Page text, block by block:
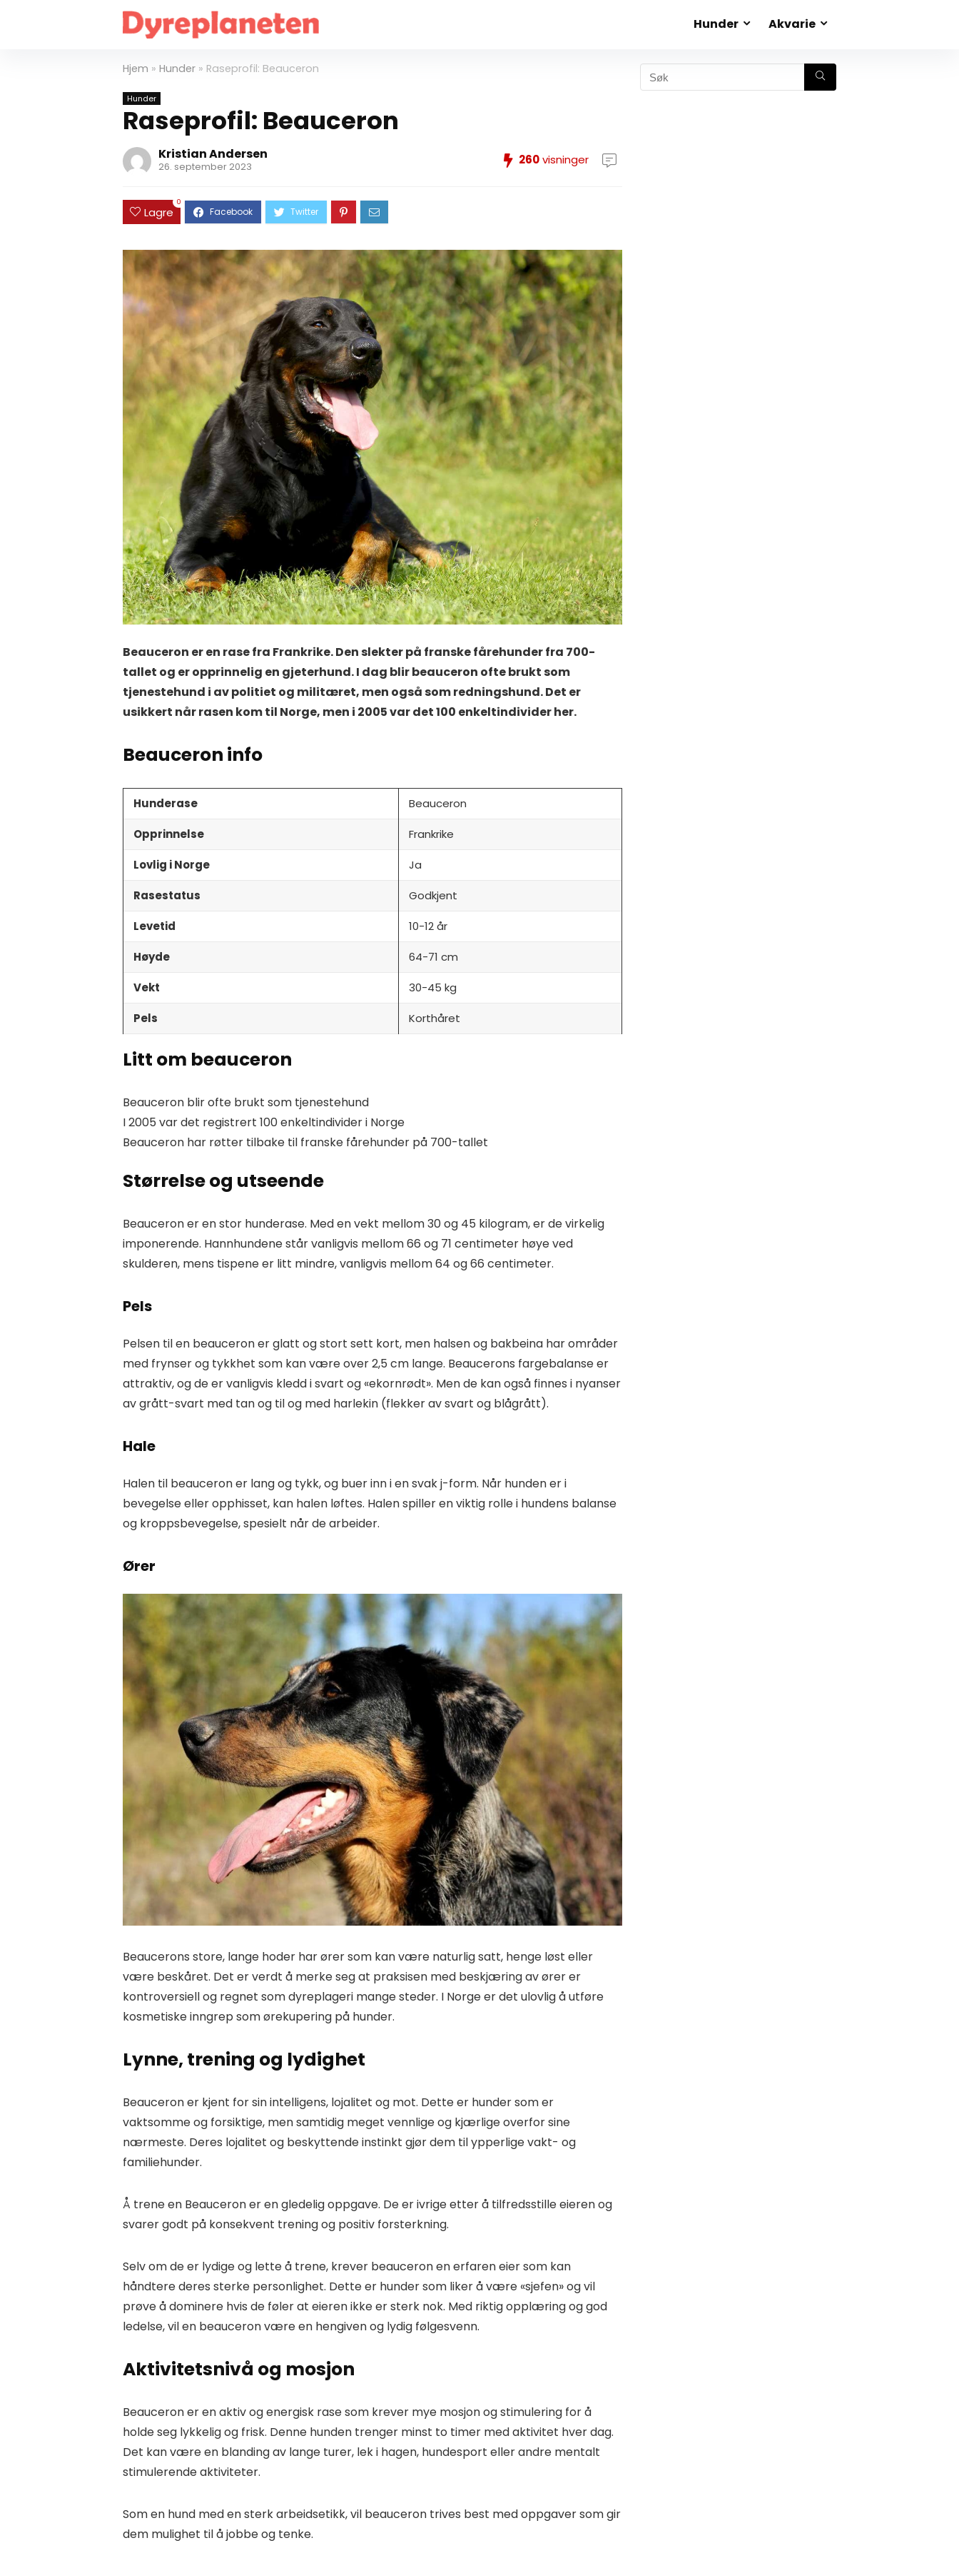
Hunder Akvarie
Hjem » Hunder » Raseprofil: Beauceron
Hunder
Raseprofil: Beauceron
Kristian Andersen
26. september 2023 260visninger
Lagre
0
Beauceron er en rase fra Frankrike. Den slekter på franske fårehunder fra 700-
tallet og er opprinnelig en gjeterhund. I dag blir beauceron ofte brukt som
tjenestehund i av politiet og militæret, men også som redningshund. Det er
usikkert når rasen kom til Norge, men i 2005 var det 100 enkeltindivider her.
Beauceron info
Hunderase Beauceron
Opprinnelse Frankrike
Lovlig i Norge Ja
Rasestatus Godkjent
Levetid 10-12 år
Høyde 64-71 cm
Vekt 30-45 kg
Pels Korthåret
Litt om beauceron
Beauceron blir ofte brukt som tjenestehund
I 2005 var det registrert 100 enkeltindivider i Norge
Beauceron har røtter tilbake til franske fårehunder på 700-tallet
Størrelse og utseende
Beauceron er en stor hunderase. Med en vekt mellom 30 og 45 kilogram, er de virkelig
imponerende. Hannhundene står vanligvis mellom 66 og 71 centimeter høye ved
skulderen, mens tispene er litt mindre, vanligvis mellom 64 og 66 centimeter.
Pels
Pelsen til en beauceron er glatt og stort sett kort, men halsen og bakbeina har områder
med frynser og tykkhet som kan være over 2,5 cm lange. Beaucerons fargebalanse er
attraktiv, og de er vanligvis kledd i svart og «ekornrødt». Men de kan også finnes i nyanser
av grått-svart med tan og til og med harlekin (flekker av svart og blågrått).
Hale
Halen til beauceron er lang og tykk, og buer inn i en svak j-form. Når hunden er i
bevegelse eller opphisset, kan halen løftes. Halen spiller en viktig rolle i hundens balanse
og kroppsbevegelse, spesielt når de arbeider.
Ører
Beaucerons store, lange hoder har ører som kan være naturlig satt, henge løst eller
være beskåret. Det er verdt å merke seg at praksisen med beskjæring av ører er
kontroversiell og regnet som dyreplageri mange steder. I Norge er det ulovlig å utføre
kosmetiske inngrep som ørekupering på hunder.
Lynne, trening og lydighet
Beauceron er kjent for sin intelligens, lojalitet og mot. Dette er hunder som er
vaktsomme og forsiktige, men samtidig meget vennlige og kjærlige overfor sine
nærmeste. Deres lojalitet og beskyttende instinkt gjør dem til ypperlige vakt- og
familiehunder.
Å trene en Beauceron er en gledelig oppgave. De er ivrige etter å tilfredsstille eieren og
svarer godt på konsekvent trening og positiv forsterkning.
Selv om de er lydige og lette å trene, krever beauceron en erfaren eier som kan
håndtere deres sterke personlighet. Dette er hunder som liker å være «sjefen» og vil
prøve å dominere hvis de føler at eieren ikke er sterk nok. Med riktig opplæring og god
ledelse, vil en beauceron være en hengiven og lydig følgesvenn.
Aktivitetsnivå og mosjon
Beauceron er en aktiv og energisk rase som krever mye mosjon og stimulering for å
holde seg lykkelig og frisk. Denne hunden trenger minst to timer med aktivitet hver dag.
Det kan være en blanding av lange turer, lek i hagen, hundesport eller andre mentalt
stimulerende aktiviteter.
Som en hund med en sterk arbeidsetikk, vil beauceron trives best med oppgaver som gir
dem mulighet til å jobbe og tenke.